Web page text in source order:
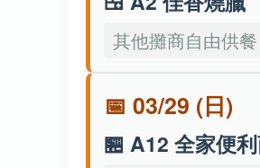
其他攤商自由供餐
📅 03/29 (日)
🏪 A12 全家便